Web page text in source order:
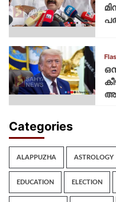
Categories
ALAPPUZHA ASTROLOGY
EDUCATION ELECTION